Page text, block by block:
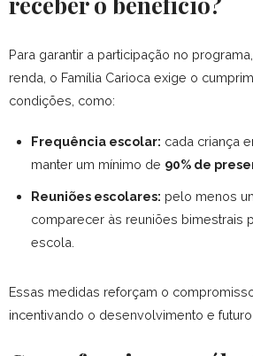
Para garantir a participação no
renda, o Família Carioca exige o
condições, como:
Frequência escolar: cada criança
manter um mínimo de 90% de
Reuniões escolares: pelo menos
comparecer às reuniões bimestrais
escola.
Essas medidas reforçam o
incentivando o desenvolvimento e futuro